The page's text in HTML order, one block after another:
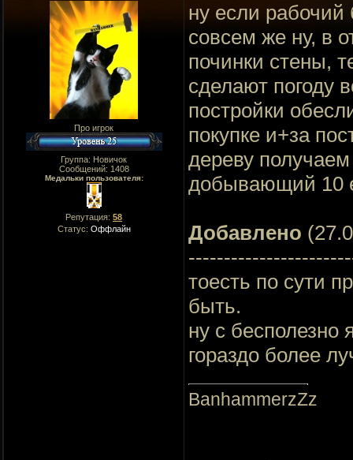
Про игрок
Группа: Новичок
Сообщений: 1408
Медальки пользователя:
Репутация: 58
Статус: Оффлайн
ну если рабочий
совсем же ну, в
починки стены,
сделают погоду
постройки
покупке и+за
дереву
добывающий 10
Добавлено
тоесть по сути
быть.
ну с
гораздо более
BanhammerzZz